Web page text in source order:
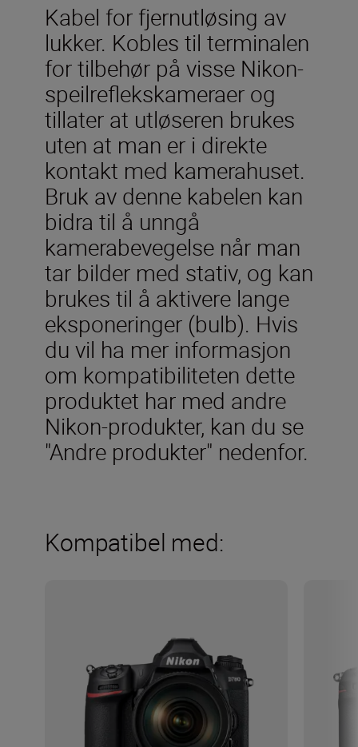
Kabel for fjernutløsing av
lukker. Kobles til terminalen
for tilbehør på visse Nikon-
speilreflekskameraer og
tillater at utløseren brukes
uten at man er i direkte
kontakt med kamerahuset.
Bruk av denne kabelen kan
bidra til å unngå
kamerabevegelse når man
tar bilder med stativ, og kan
brukes til å aktivere lange
eksponeringer (bulb). Hvis
du vil ha mer informasjon
om kompatibiliteten dette
produktet har med andre
Nikon-produkter, kan du se
"Andre produkter" nedenfor.
Kompatibel med: